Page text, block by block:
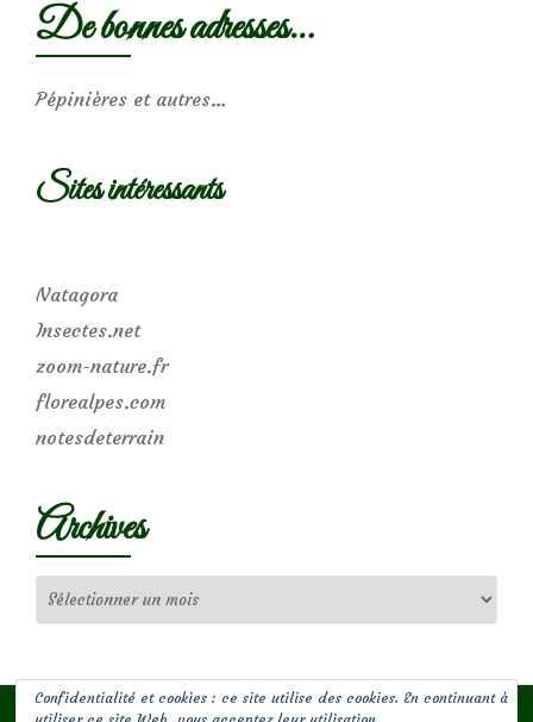
De bonnes adresses…
Pépinières et autres…
Sites intéressants
Natagora
Insectes.net
zoom-nature.fr
florealpes.com
notesdeterrain
Archives
Confidentialité et cookies : ce site utilise des cookies. En continuant à